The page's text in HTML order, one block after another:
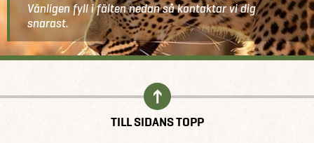
Vänligen fyll i fälten nedan så kontaktar vi dig
snarast.
TILL SIDANS TOPP